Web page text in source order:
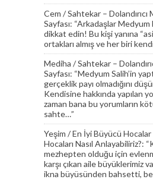
Cem /Sahtekar –
Sayfası: “Arkadaşlar Medyum
dikkat edin! Bu kişi yanına
ortakları almış ve her biri
Mediha /Sahtekar –
Sayfası: “Medyum Salih’in
gerçeklik payı olmadığını
Kendisine hakkında yapılan
zaman bana bu yorumların
sahte…”
Yeşim /En İyi Büyücü
Hocaları Nasıl Anlayabiliriz?: “
mezhepten olduğu için
karşı çıkan aile büyüklerimiz
ikna büyüsünden bahsetti,